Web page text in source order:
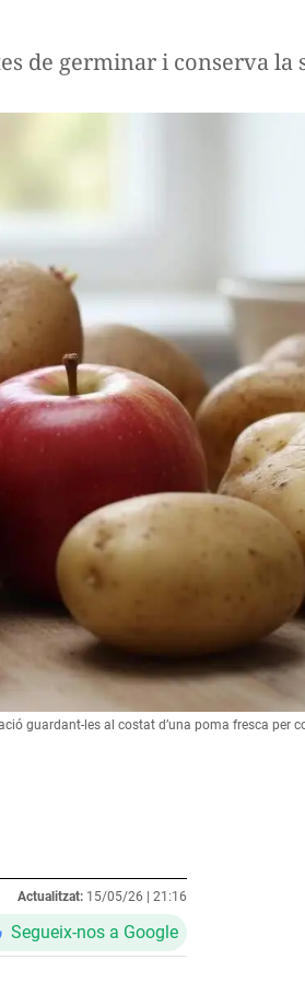
de germinar i conserva la
guardant-les al costat d’una poma fresca per
Actualitzat: 15/05/26 | 21:16
Segueix-nos a Google